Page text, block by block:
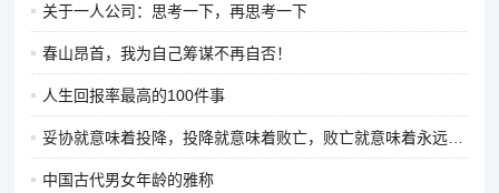
关于一人公司：思考一下，再思考一下
春山昂首，我为自己筹谋不再自否！
人生回报率最高的100件事
妥协就意味着投降，投降就意味着败亡，败亡就意味着永远都不会再有明天。
中国古代男女年龄的雅称